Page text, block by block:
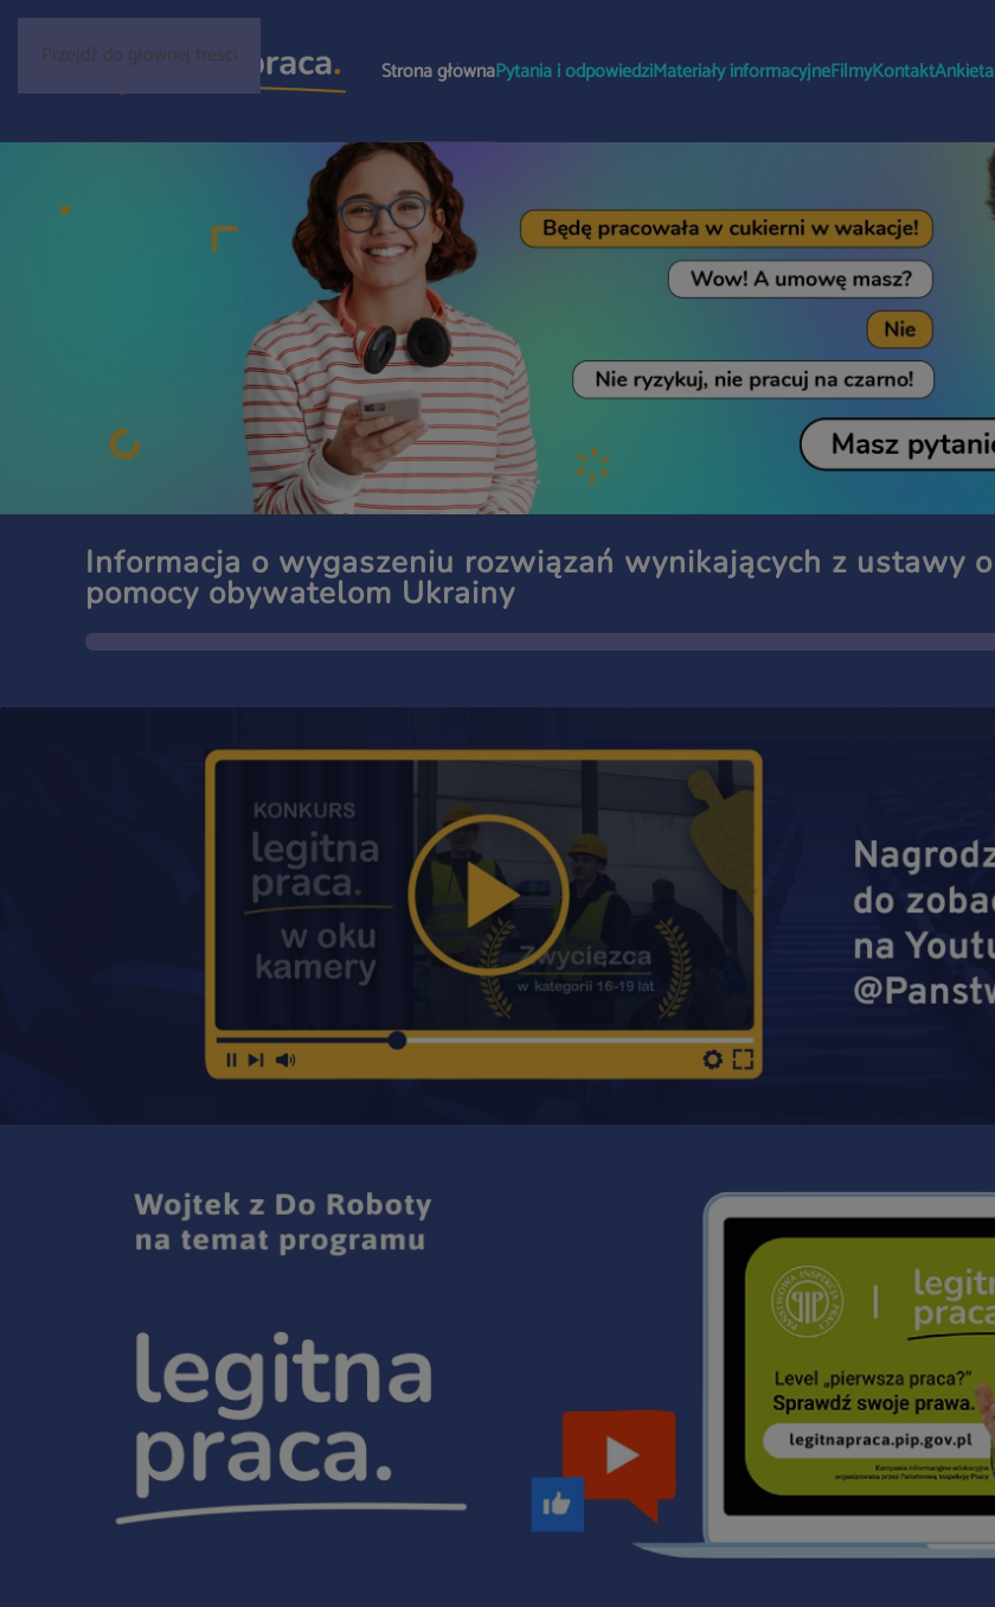
Przejdź do głównej treści Strona głównaPytania i odpowiedziMateriały informacyjneFilmyKontaktAnkieta
Informacja o wygaszeniu rozwiązań wynikających z ustawy o
pomocy obywatelom Ukrainy